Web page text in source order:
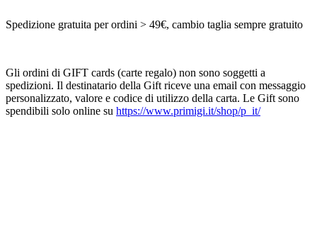
Spedizione gratuita per ordini > 49€, cambio taglia sempre gratuito
Gli ordini di GIFT cards (carte regalo) non sono soggetti a
spedizioni. Il destinatario della Gift riceve una email con messaggio
personalizzato, valore e codice di utilizzo della carta. Le Gift sono
spendibili solo online su https://www.primigi.it/shop/p_it/